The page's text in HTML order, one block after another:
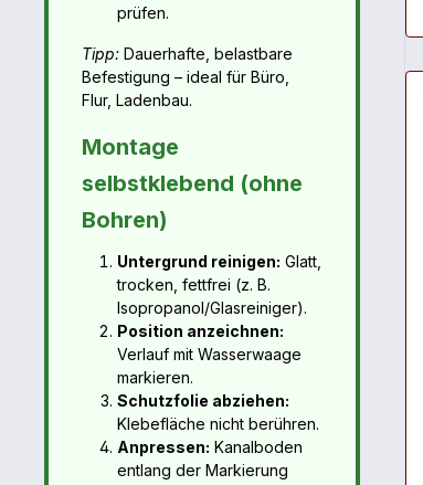
prüfen.
Tipp: Dauerhafte, belastbare
Befestigung – ideal für Büro,
Flur, Ladenbau.
Montage
selbstklebend (ohne
Bohren)
Untergrund reinigen: Glatt,
trocken, fettfrei (z. B.
Isopropanol/Glasreiniger).
Position anzeichnen:
Verlauf mit Wasserwaage
markieren.
Schutzfolie abziehen:
Klebefläche nicht berühren.
Anpressen: Kanalboden
entlang der Markierung